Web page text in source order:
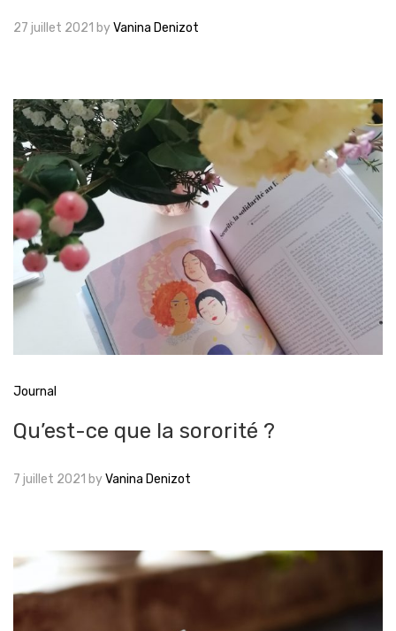
27 juillet 2021 byVanina Denizot
Journal
Qu’est-ce que la sororité ?
7 juillet 2021 byVanina Denizot